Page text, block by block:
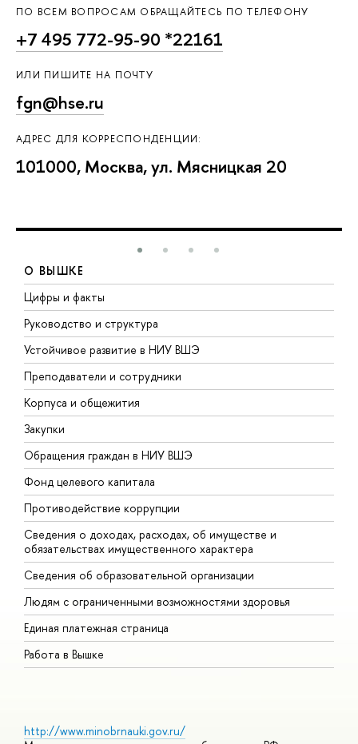
ПО ВСЕМ ВОПРОСАМ ОБРАЩАЙТЕСЬ ПО ТЕЛЕФОНУ
+7 495 772-95-90 *22161
ИЛИ ПИШИТЕ НА ПОЧТУ
fgn@hse.ru
АДРЕС ДЛЯ КОРРЕСПОНДЕНЦИИ:
101000, Москва, ул. Мясницкая 20
О ВЫШКЕ
Цифры и факты
Руководство и структура
Устойчивое развитие в НИУ ВШЭ
Преподаватели и сотрудники
Корпуса и общежития
Закупки
Обращения граждан в НИУ ВШЭ
Фонд целевого капитала
Противодействие коррупции
Сведения о доходах, расходах, об имуществе и
обязательствах имущественного характера
Сведения об образовательной организации
Людям с ограниченными возможностями здоровья
Единая платежная страница
Работа в Вышке
http://www.minobrnauki.gov.ru/